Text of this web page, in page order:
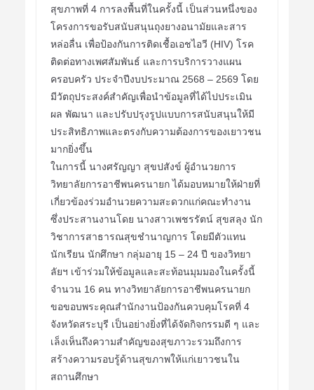
สุขภาพที่ 4 การลงพื้นที่ในครั้งนี้ เป็นส่วนหนึ่งของ
โครงการขอรับสนับสนุนถุงยางอนามัยและสาร
หล่อลื่น เพื่อป้องกันการติดเชื้อเอชไอวี (HIV) โรค
ติดต่อทางเพศสัมพันธ์ และการบริการวางแผน
ครอบครัว ประจำปีงบประมาณ 2568 – 2569 โดย
มีวัตถุประสงค์สำคัญเพื่อนำข้อมูลที่ได้ไปประเมิน
ผล พัฒนา และปรับปรุงรูปแบบการสนับสนุนให้มี
ประสิทธิภาพและตรงกับความต้องการของเยาวชน
มากยิ่งขึ้น
ในการนี้ นางศรัญญา สุขปสังข์ ผู้อำนวยการ
วิทยาลัยการอาชีพนครนายก ได้มอบหมายให้ฝ่ายที่
เกี่ยวข้องร่วมอำนวยความสะดวกแก่คณะทำงาน
ซึ่งประสานงานโดย นางสาวเพชรรัตน์ สุขสลุง นัก
วิชาการสาธารณสุขชำนาญการ โดยมีตัวแทน
นักเรียน นักศึกษา กลุ่มอายุ 15 – 24 ปี ของวิทยา
ลัยฯ เข้าร่วมให้ข้อมูลและสะท้อนมุมมองในครั้งนี้
จำนวน 16 คน ทางวิทยาลัยการอาชีพนครนายก
ขอขอบพระคุณสำนักงานป้องกันควบคุมโรคที่ 4
จังหวัดสระบุรี เป็นอย่างยิ่งที่ได้จัดกิจกรรมดี ๆ และ
เล็งเห็นถึงความสำคัญของสุขภาวะรวมถึงการ
สร้างความรอบรู้ด้านสุขภาพให้แก่เยาวชนใน
สถานศึกษา